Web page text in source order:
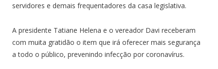
servidores e demais frequentadores da casa legislativa.
A presidente Tatiane Helena e o vereador Davi receberam
com muita gratidão o item que irá oferecer mais segurança
a todo o público, prevenindo infecção por coronavírus.